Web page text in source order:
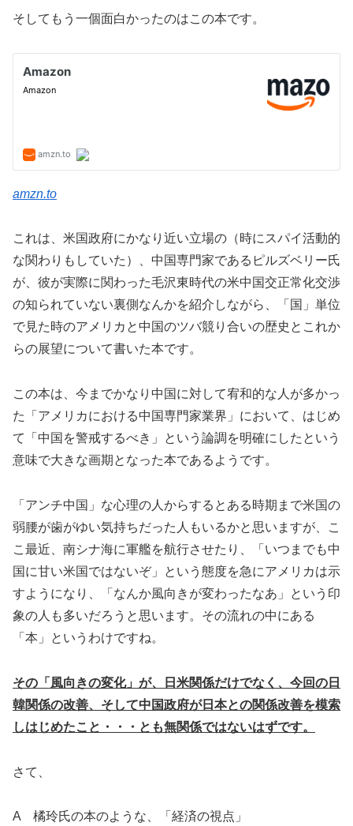
そしてもう一個面白かったのはこの本です。
amzn.to
これは、米国政府にかなり近い立場の（時にスパイ活動的
な関わりもしていた）、中国専門家であるピルズベリー氏
が、彼が実際に関わった毛沢東時代の米中国交正常化交渉
の知られていない裏側なんかを紹介しながら、「国」単位
で見た時のアメリカと中国のツバ競り合いの歴史とこれか
らの展望について書いた本です。
この本は、今までかなり中国に対して宥和的な人が多かっ
た「アメリカにおける中国専門家業界」において、はじめ
て「中国を警戒するべき」という論調を明確にしたという
意味で大きな画期となった本であるようです。
「アンチ中国」な心理の人からするとある時期まで米国の
弱腰が歯がゆい気持ちだった人もいるかと思いますが、こ
こ最近、南シナ海に軍艦を航行させたり、「いつまでも中
国に甘い米国ではないぞ」という態度を急にアメリカは示
すようになり、「なんか風向きが変わったなあ」という印
象の人も多いだろうと思います。その流れの中にある
「本」というわけですね。
その「風向きの変化」が、日米関係だけでなく、今回の日
韓関係の改善、そして中国政府が日本との関係改善を模索
しはじめたこと・・・とも無関係ではないはずです。
さて、
A 橘玲氏の本のような、「経済の視点」